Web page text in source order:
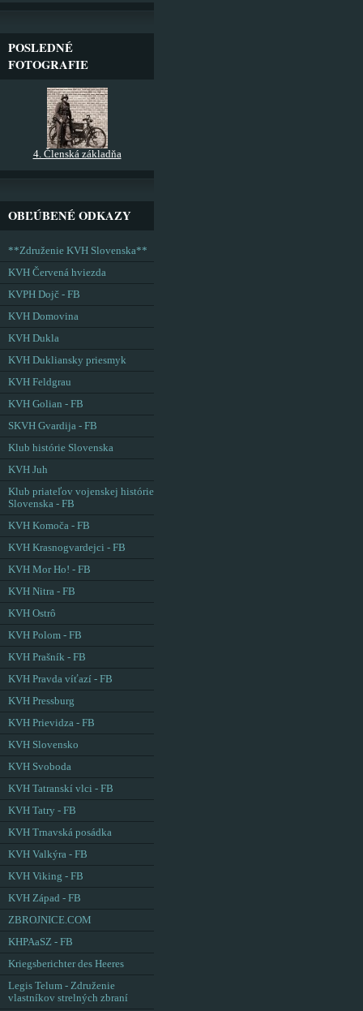
POSLEDNÉ
FOTOGRAFIE
4. Členská základňa
OBĽÚBENÉ ODKAZY
**Združenie KVH Slovenska**
KVH Červená hviezda
KVPH Dojč - FB
KVH Domovina
KVH Dukla
KVH Dukliansky priesmyk
KVH Feldgrau
KVH Golian - FB
SKVH Gvardija - FB
Klub histórie Slovenska
KVH Juh
Klub priateľov vojenskej histórie
Slovenska - FB
KVH Komoča - FB
KVH Krasnogvardejci - FB
KVH Mor Ho! - FB
KVH Nitra - FB
KVH Ostrô
KVH Polom - FB
KVH Prašník - FB
KVH Pravda víťazí - FB
KVH Pressburg
KVH Prievidza - FB
KVH Slovensko
KVH Svoboda
KVH Tatranskí vlci - FB
KVH Tatry - FB
KVH Trnavská posádka
KVH Valkýra - FB
KVH Viking - FB
KVH Západ - FB
ZBROJNICE.COM
KHPAaSZ - FB
Kriegsberichter des Heeres
Legis Telum - Združenie
vlastníkov strelných zbraní